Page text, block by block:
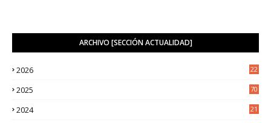
ARCHIVO [SECCIÓN ACTUALIDAD]
2026
22
2025
70
2024
21